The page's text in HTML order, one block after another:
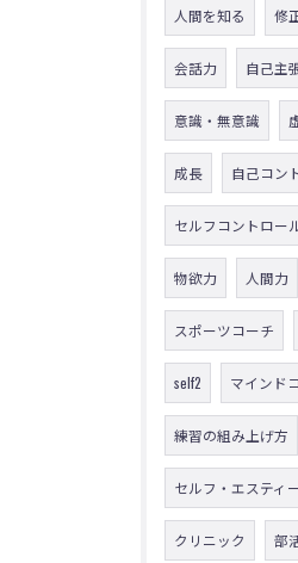
人間を知る 修
会話力 自己主
意識・無意識
成長 自己コン
セルフコントロー
物欲力 人間力
スポーツコーチ
self2 マインド
練習の組み上げ方
セルフ・エスティ
クリニック 部